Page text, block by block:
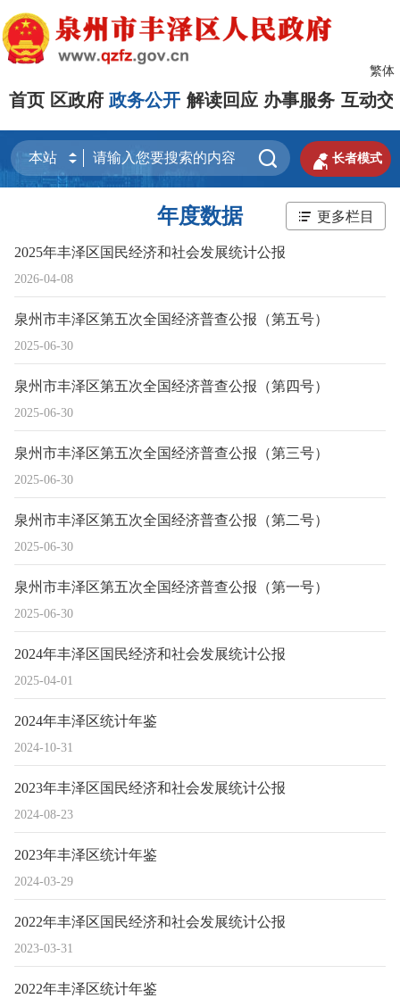
繁体
首页 区政府 政务公开 解读回应 办事服务 互动交
  长者模式
年度数据 更多栏目
2026-04-08
2025年丰泽区国民经济和社会发展统计公报
2025-06-30
泉州市丰泽区第五次全国经济普查公报（第五号）
2025-06-30
泉州市丰泽区第五次全国经济普查公报（第四号）
2025-06-30
泉州市丰泽区第五次全国经济普查公报（第三号）
2025-06-30
泉州市丰泽区第五次全国经济普查公报（第二号）
2025-06-30
泉州市丰泽区第五次全国经济普查公报（第一号）
2025-04-01
2024年丰泽区国民经济和社会发展统计公报
2024-10-31
2024年丰泽区统计年鉴
2024-08-23
2023年丰泽区国民经济和社会发展统计公报
2024-03-29
2023年丰泽区统计年鉴
2023-03-31
2022年丰泽区国民经济和社会发展统计公报
2022年丰泽区统计年鉴